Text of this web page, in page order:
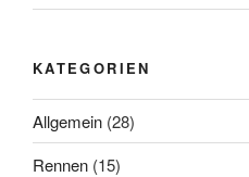
KATEGORIEN
Allgemein (28)
Rennen (15)